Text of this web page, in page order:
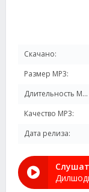
Скачано:
Размер MP3:
Длительность MP3:
Качество MP3:
Дата релиза: